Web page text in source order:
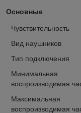
Основные
Чувствительность
Вид наушников
Тип подключения
Минимальная
воспроизводимая
Максимальная
воспроизводимая